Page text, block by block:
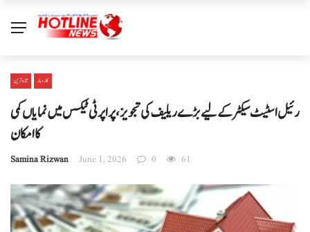
تازہ ترین کاروبار
رئیل اسٹیٹ سیکٹر کے لیے بڑے ریلیف کی تجویز، پراپرٹی ٹیکس میں نمایاں کمی
کا امکان
Samina Rizwan June 1, 2026 0 61